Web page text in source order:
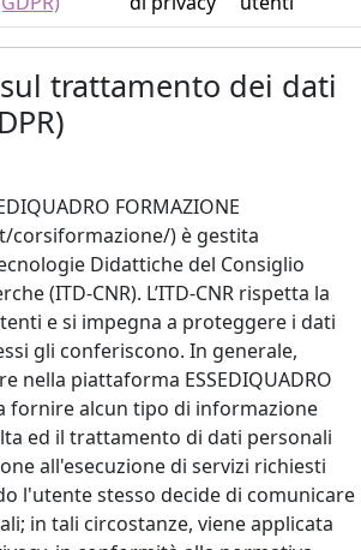
trattamento dei dati
FORMAZIONE
corsiformazione/) è gestita
Didattiche del Consiglio
(ITD-CNR). L’ITD-CNR rispetta la
e si impegna a proteggere i dati
gli conferiscono. In generale,
nella piattaforma ESSEDIQUADRO
fornire alcun tipo di informazione
ed il trattamento di dati personali
all'esecuzione di servizi richiesti
l'utente stesso decide di comunicare
in tali circostanze, viene applicata